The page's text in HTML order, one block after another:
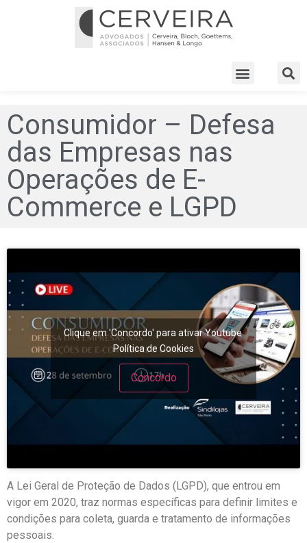
Consumidor – Defesa
das Empresas nas
Operações de E-
Commerce e LGPD
Clique em 'Concordo' para ativar Youtube
Política de Cookies
Concordo
A Lei Geral de Proteção de Dados (LGPD), que entrou em
vigor em 2020, traz normas específicas para definir limites e
condições para coleta, guarda e tratamento de informações
pessoais.